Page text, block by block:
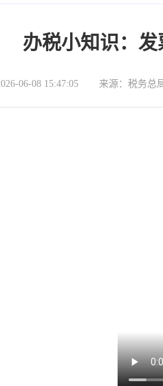
办税小知识：
06-08 15:47:05 来源： 税务总